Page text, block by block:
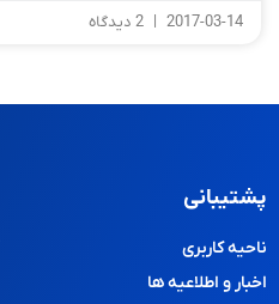
2017-03-14
پشتیبانی
ناحیه کاربری
اخبار و اطلاعیه ها